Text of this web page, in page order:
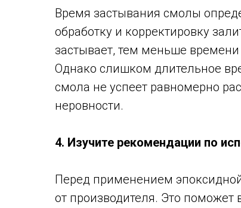
Время застывания смолы
обработку и корректировку
застывает, тем меньше
Однако слишком длительное
смола не успеет равномерно
неровности.
4. Изучите рекомендации по
Перед применением
от производителя. Это